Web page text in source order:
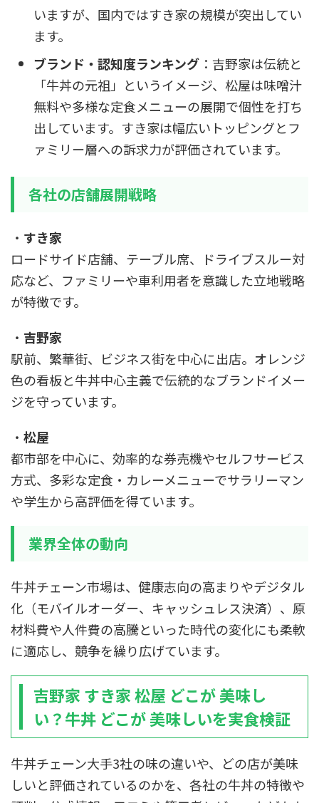
いますが、国内ではすき家の規模が突出してい
ます。
ブランド・認知度ランキング ：吉野家は伝統と
「牛丼の元祖」というイメージ、松屋は味噌汁
無料や多様な定食メニューの展開で個性を打ち
出しています。すき家は幅広いトッピングとフ
ァミリー層への訴求力が評価されています。
各社の店舗展開戦略
・ すき家
ロードサイド店舗、テーブル席、ドライブスルー対
応など、ファミリーや車利用者を意識した立地戦略
が特徴です。
・ 吉野家
駅前、繁華街、ビジネス街を中心に出店。オレンジ
色の看板と牛丼中心主義で伝統的なブランドイメー
ジを守っています。
・ 松屋
都市部を中心に、効率的な券売機やセルフサービス
方式、多彩な定食・カレーメニューでサラリーマン
や学生から高評価を得ています。
業界全体の動向
牛丼チェーン市場は、健康志向の高まりやデジタル
化（モバイルオーダー、キャッシュレス決済）、原
材料費や人件費の高騰といった時代の変化にも柔軟
に適応し、競争を繰り広げています。
吉野家 すき家 松屋 どこが 美味し
い？牛丼 どこが 美味しいを実食検証
牛丼チェーン大手3社の味の違いや、どの店が美味
しいと評価されているのかを、各社の牛丼の特徴や